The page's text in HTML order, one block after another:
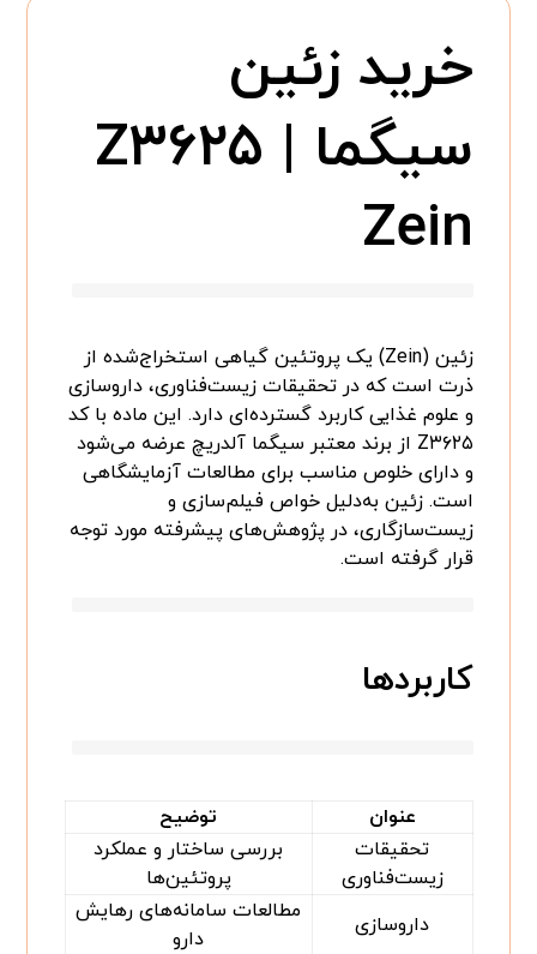
خرید زئین
سیگما Z۳۶۲۵ |
Zein
زئین (Zein) یک پروتئین گیاهی استخراج‌شده از
ذرت است که در تحقیقات زیست‌فناوری، داروسازی
و علوم غذایی کاربرد گسترده‌ای دارد. این ماده با کد
Z۳۶۲۵ از برند معتبر سیگما آلدریچ عرضه می‌شود
و دارای خلوص مناسب برای مطالعات آزمایشگاهی
است. زئین به‌دلیل خواص فیلم‌سازی و
زیست‌سازگاری، در پژوهش‌های پیشرفته مورد توجه
قرار گرفته است.
کاربردها
عنوان
توضیح
تحقیقات
زیست‌فناوری
بررسی ساختار و عملکرد
پروتئین‌ها
داروسازی
مطالعات سامانه‌های رهایش
دارو